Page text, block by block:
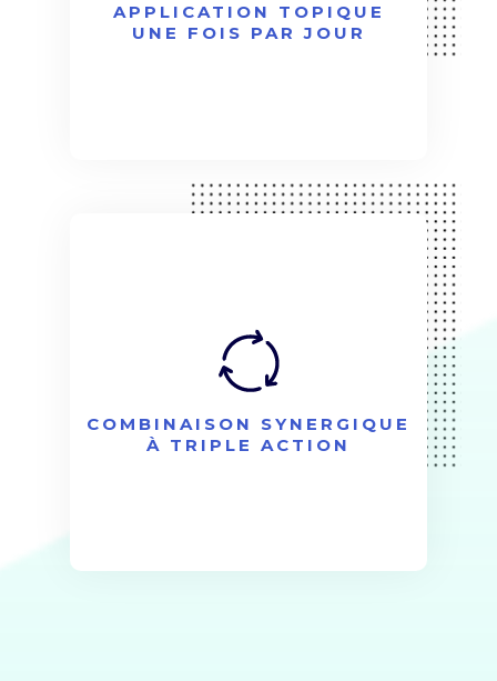
APPLICATION TOPIQUE
UNE FOIS PAR JOUR
COMBINAISON SYNERGIQUE
À TRIPLE ACTION